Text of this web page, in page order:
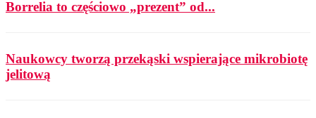
Borrelia to częściowo „prezent” od...
Naukowcy tworzą przekąski wspierające mikrobiotę
jelitową